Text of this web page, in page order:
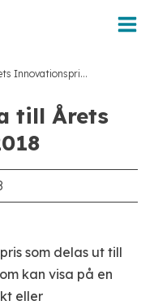
Dags att nominera till Årets Innovationspris 2018
till Årets
som delas ut till
kan visa på en
eller